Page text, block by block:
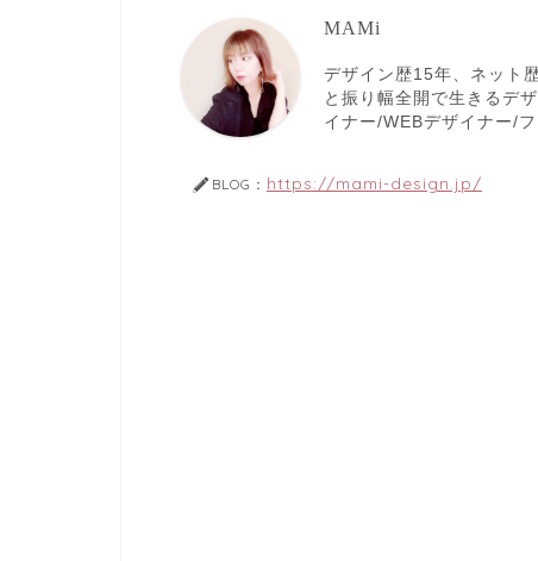
MAMi
デザイン歴15年、ネット
と振り幅全開で生きるデ
イナー/WEBデザイナー/
BLOG： https://mami-design.jp/